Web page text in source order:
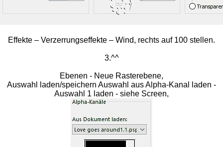
Effekte – Verzerrungseffekte – Wind, rechts auf 100 stellen.
3.^^
Ebenen - Neue Rasterebene,
Auswahl laden/speichern Auswahl aus Alpha-Kanal laden -
Auswahl 1 laden - siehe Screen,